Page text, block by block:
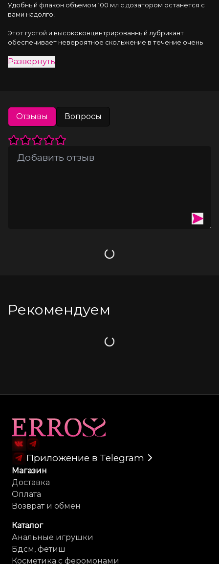
Удобный флакон объемом 100 мл с дозатором останется с
вами надолго!
Этот густой и высококонцентрированный лубрикант
обеспечивает невероятное скольжение в течение очень
максимального удовольствия. Он не впитывается в кожу,
Кроме того, этот лубрикант также является отличным
массажным гелем, который поможет расслабиться и
создаст атмосферу полного комфорта и удовольствия. Он
не содержит консервантов, дополнительных запахов и
вкусов, поэтому вы можете наслаждаться чистым и
натуральным ощущением.
Развернуть
Отзывы Вопросы
Загрузка
Рекомендуем
Загрузка
Приложение в Telegram
Магазин
Доставка
Оплата
Возврат и обмен
Каталог
Анальные игрушки
Бдсм, фетиш
Косметика с феромонами
Карта сайта